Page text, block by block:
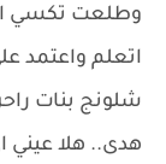
وطلعت تكسي
اتعلم واعتمد
شلونج بنات
هدى.. هلا عيني